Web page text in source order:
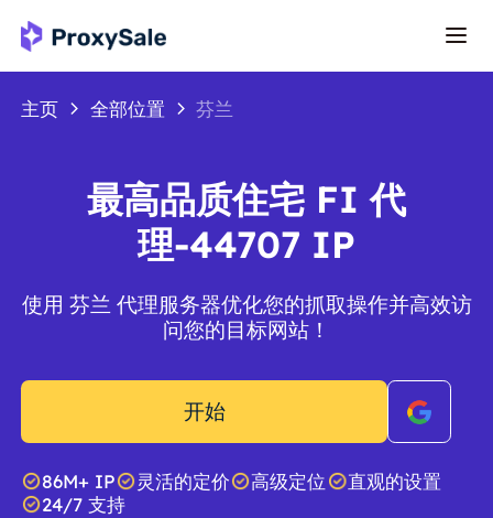
主页 全部位置 芬兰
最高品质住宅 FI 代
理-44707 IP
使用 芬兰 代理服务器优化您的抓取操作并高效访
问您的目标网站！
开始
86M+ IP 灵活的定价 高级定位
直观的设置
24/7 支持